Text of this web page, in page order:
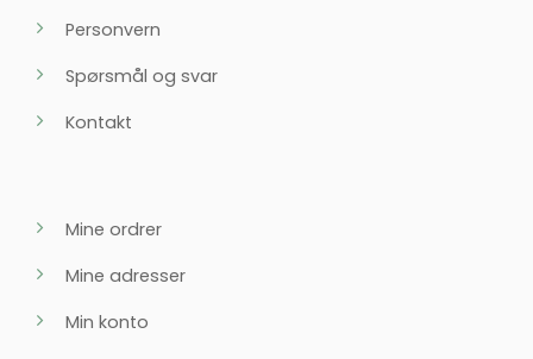
Personvern
Spørsmål og svar
Kontakt
Mine ordrer
Mine adresser
Min konto